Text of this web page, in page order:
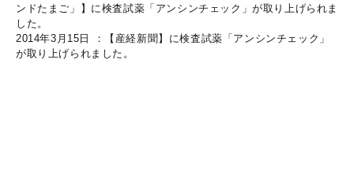
ンドたまご」】に検査試薬「アンシンチェック」が取り上げられま
した。
2014年3月15日 ：【産経新聞】に検査試薬「アンシンチェック」
が取り上げられました。